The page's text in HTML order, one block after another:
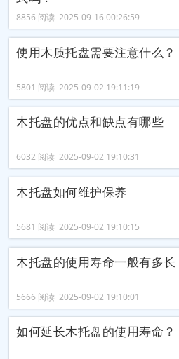
8856 阅读 2025-09-16 00:26:59
使用木质托盘需要注意什么？
5801 阅读 2025-09-02 19:11:19
木托盘的优点和缺点有哪些
6032 阅读 2025-09-02 19:10:31
木托盘如何维护保养
5681 阅读 2025-09-02 19:10:15
木托盘的使用寿命一般有多长
5666 阅读 2025-09-02 19:10:01
如何延长木托盘的使用寿命？